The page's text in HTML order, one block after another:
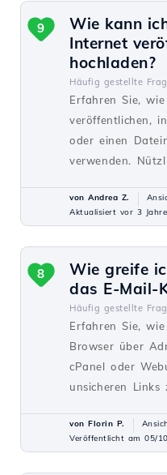
Wie kann
Internet
hochladen?
Häufig gestellte
Erfahren Sie,
veröffentlichen,
oder einen
verwenden.
9
von Andrea Z.
Aktualisiert vor 3
Wie greife
das E-Mail-
Häufig gestellte
Erfahren Sie,
Browser über
cPanel oder
unsicheren Links
8
von Florin P.
Veröffentlicht am 05/